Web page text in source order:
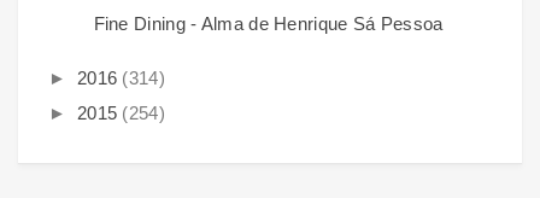
Fine Dining - Alma de Henrique Sá Pessoa
► 2016 (314)
► 2015 (254)